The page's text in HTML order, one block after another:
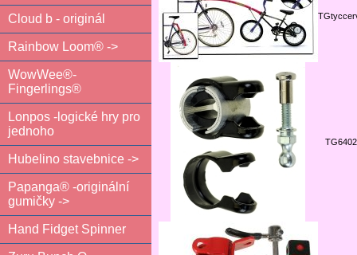
Cloud b - originál
Rainbow Loom® ->
WowWee®-
Fingerlings®
Lonpos -logické hry pro
jednoho
Hubelino stavebnice ->
Papanga® -originální
gumičky ->
Hand Fidget Spinner